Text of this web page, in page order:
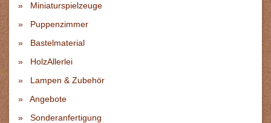
Miniaturspielzeuge
Puppenzimmer
Bastelmaterial
HolzAllerlei
Lampen & Zubehör
Angebote
Sonderanfertigung